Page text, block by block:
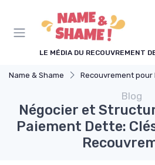
LE MÉDIA DU RECOUVREMENT
Name & Shame Recouvrement pour
Blog
Négocier et
Paiement Dette: